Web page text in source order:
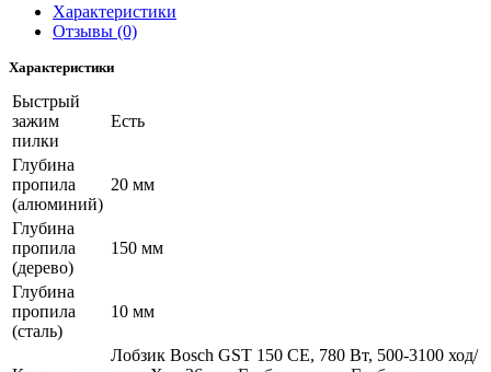
Характеристики
Отзывы (0)
Характеристики
Быстрый
зажим
пилки
Есть
Глубина
пропила
(алюминий)
20 мм
Глубина
пропила
(дерево)
150 мм
Глубина
пропила
(сталь)
10 мм
Лобзик Bosch GST 150 CE, 780 Вт, 500-3100 ход/